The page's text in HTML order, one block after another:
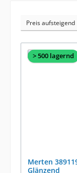
> 500 lagernd
Merten
Glänzend